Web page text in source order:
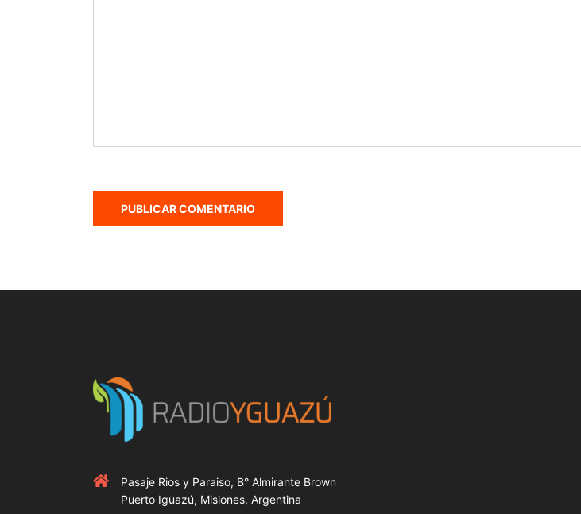
Pasaje Rios y Paraiso, B° Almirante Brown
Puerto Iguazú, Misiones, Argentina